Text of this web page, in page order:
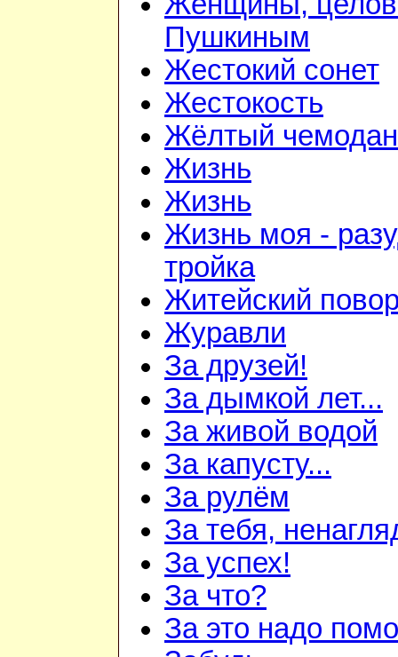
Пушкиным
Жестокий сонет
Жестокость
Жёлтый
Жизнь
Жизнь
Жизнь моя -
тройка
Житейский
Журавли
За друзей!
За дымкой лет...
За живой водой
За капусту...
За рулём
За тебя,
За успех!
За что?
За это надо